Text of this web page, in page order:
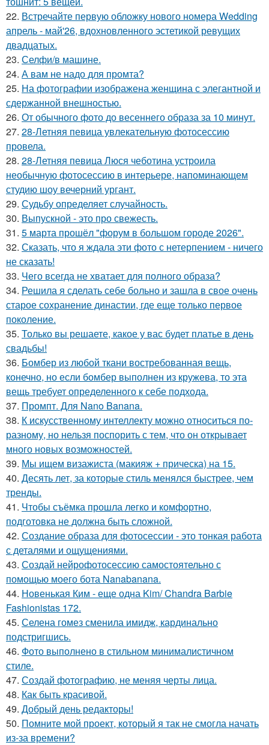
22. Встречайте первую обложку нового номера Wedding
апрель - май'26, вдохновленного эстетикой ревущих
двадцатых.
23. Селфи/в машине.
24. А вам не надо для промта?
25. На фотографии изображена женщина с элегантной и
сдержанной внешностью.
26. От обычного фото до весеннего образа за 10 минут.
27. 28-Летняя певица увлекательную фотосессию
провела.
28. 28-Летняя певица Люся чеботина устроила
необычную фотосессию в интерьере, напоминающем
студию шоу вечерний ургант.
29. Судьбу определяет случайность.
30. Выпускной - это про свежесть.
31. 5 марта прошёл "форум в большом городе 2026".
32. Сказать, что я ждала эти фото с нетерпением - ничего
не сказать!
33. Чего всегда не хватает для полного образа?
34. Решила я сделать себе больно и зашла в свое очень
старое сохранение династии, где еще только первое
поколение.
35. Только вы решаете, какое у вас будет платье в день
свадьбы!
36. Бомбер из любой ткани востребованная вещь,
конечно, но если бомбер выполнен из кружева, то эта
вещь требует определенного к себе подхода.
37. Промпт. Для Nano Banana.
38. К искусственному интеллекту можно относиться по-
разному, но нельзя поспорить с тем, что он открывает
много новых возможностей.
39. Мы ищем визажиста (макияж + прическа) на 15.
40. Десять лет, за которые стиль менялся быстрее, чем
тренды.
41. Чтобы съёмка прошла легко и комфортно,
подготовка не должна быть сложной.
42. Создание образа для фотосессии - это тонкая работа
с деталями и ощущениями.
43. Создай нейрофотосессию самостоятельно с
помощью моего бота Nanabanana.
44. Новенькая Ким - еще одна Kim/ Chandra Barbie
Fashionistas 172.
45. Селена гомез сменила имидж, кардинально
подстригшись.
46. Фото выполнено в стильном минималистичном
стиле.
47. Создай фотографию, не меняя черты лица.
48. Как быть красивой.
49. Добрый день редакторы!
50. Помните мой проект, который я так не смогла начать
из-за времени?